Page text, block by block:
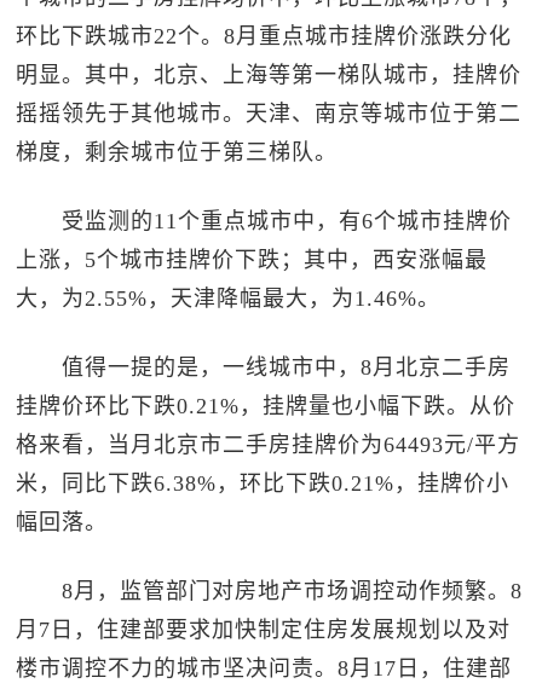
环比下跌城市22个。8月重点城市挂牌价涨跌分化
明显。其中，北京、上海等第一梯队城市，挂牌价
摇摇领先于其他城市。天津、南京等城市位于第二
梯度，剩余城市位于第三梯队。
受监测的11个重点城市中，有6个城市挂牌价
上涨，5个城市挂牌价下跌；其中，西安涨幅最
大，为2.55%，天津降幅最大，为1.46%。
值得一提的是，一线城市中，8月北京二手房
挂牌价环比下跌0.21%，挂牌量也小幅下跌。从价
格来看，当月北京市二手房挂牌价为64493元/平方
米，同比下跌6.38%，环比下跌0.21%，挂牌价小
幅回落。
8月，监管部门对房地产市场调控动作频繁。8
月7日，住建部要求加快制定住房发展规划以及对
楼市调控不力的城市坚决问责。8月17日，住建部